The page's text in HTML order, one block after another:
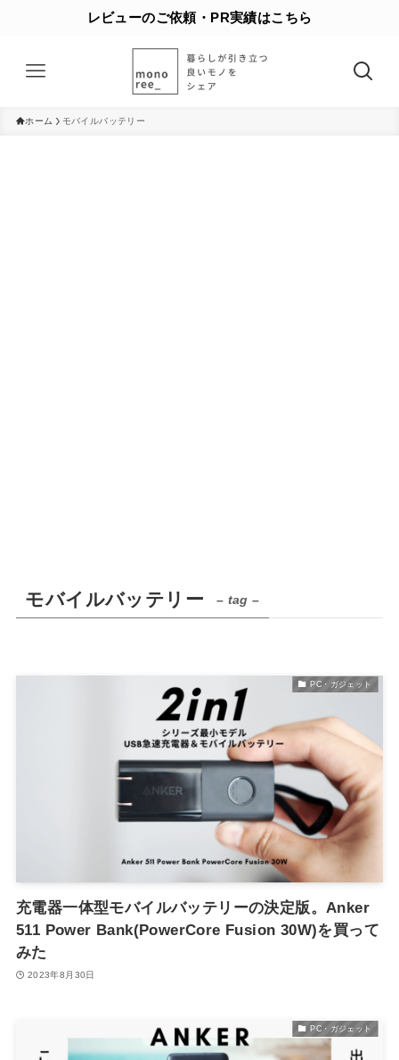
レビューのご依頼・PR実績はこちら
ホーム モバイルバッテリー
モバイルバッテリー – tag –
PC・ガジェット
充電器一体型モバイルバッテリーの決定版。Anker
511 Power Bank(PowerCore Fusion 30W)を買って
みた
2023年8月30日
PC・ガジェット